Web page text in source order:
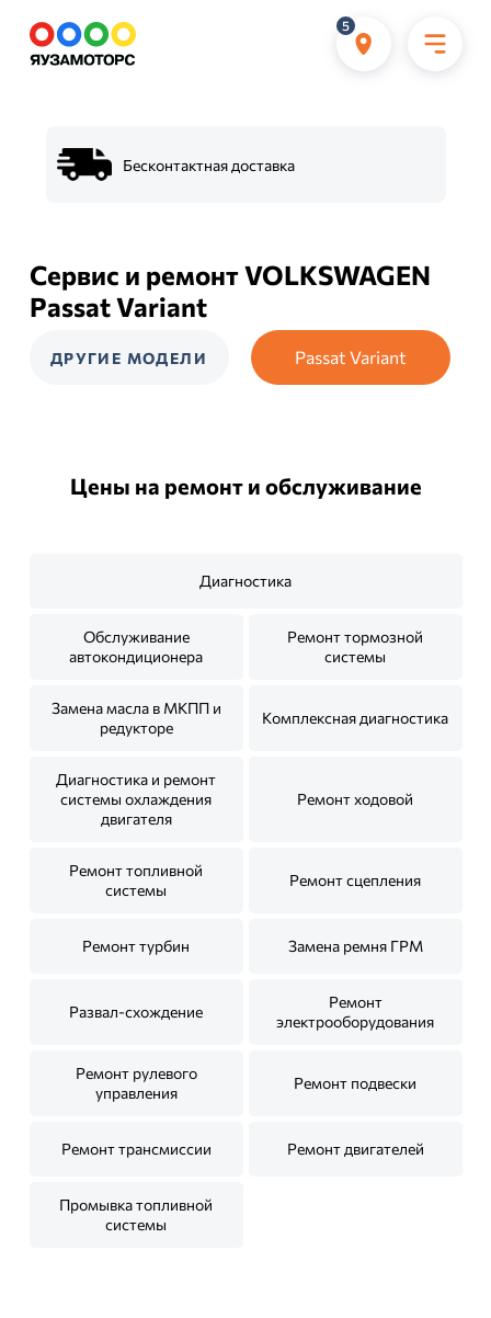
5
Бесконтактная доставка
Сервис и ремонт VOLKSWAGEN
Passat Variant
ДРУГИЕ МОДЕЛИ Passat Variant
Цены на ремонт и обслуживание
Диагностика
Обслуживание
автокондиционера
Ремонт тормозной
системы
Замена масла в МКПП и
редукторе
Комплексная диагностика
Диагностика и ремонт
системы охлаждения
двигателя
Ремонт ходовой
Ремонт топливной
системы
Ремонт сцепления
Ремонт турбин Замена ремня ГРМ
Развал-схождение
Ремонт
электрооборудования
Ремонт рулевого
управления
Ремонт подвески
Ремонт трансмиссии Ремонт двигателей
Промывка топливной
системы